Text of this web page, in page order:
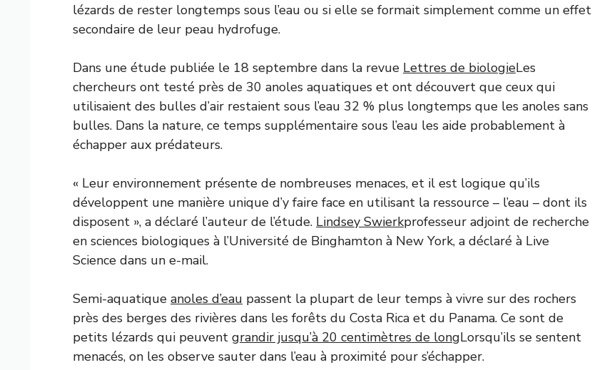
lézards de rester longtemps sous l’eau ou si elle se formait simplement comme un effet
secondaire de leur peau hydrofuge.
Dans une étude publiée le 18 septembre dans la revue Lettres de biologieLes
chercheurs ont testé près de 30 anoles aquatiques et ont découvert que ceux qui
utilisaient des bulles d’air restaient sous l’eau 32 % plus longtemps que les anoles sans
bulles. Dans la nature, ce temps supplémentaire sous l’eau les aide probablement à
échapper aux prédateurs.
« Leur environnement présente de nombreuses menaces, et il est logique qu’ils
développent une manière unique d’y faire face en utilisant la ressource – l’eau – dont ils
disposent », a déclaré l’auteur de l’étude. Lindsey Swierkprofesseur adjoint de recherche
en sciences biologiques à l’Université de Binghamton à New York, a déclaré à Live
Science dans un e-mail.
Semi-aquatique anoles d’eau passent la plupart de leur temps à vivre sur des rochers
près des berges des rivières dans les forêts du Costa Rica et du Panama. Ce sont de
petits lézards qui peuvent grandir jusqu’à 20 centimètres de longLorsqu’ils se sentent
menacés, on les observe sauter dans l’eau à proximité pour s’échapper.